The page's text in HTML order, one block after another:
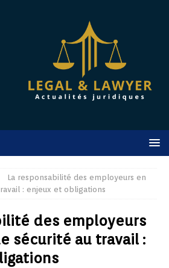
La responsabilité des employeurs en
: enjeux et obligations
des employeurs
sécurité au travail :